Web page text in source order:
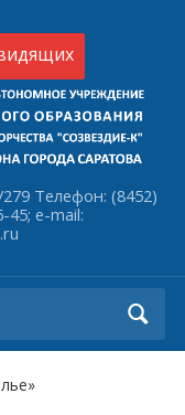
Телефон: (8452)
45; e-mail: